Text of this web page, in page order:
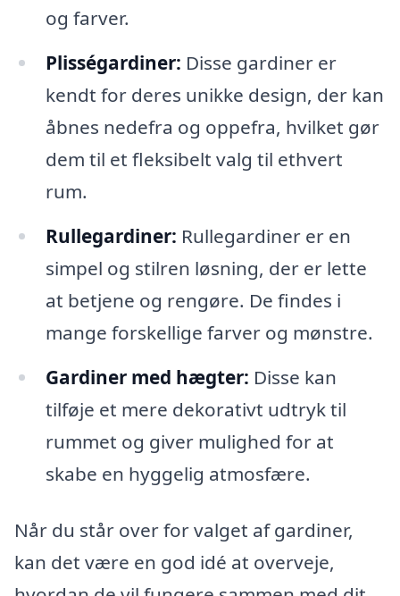
og farver.
Plisségardiner: Disse gardiner er
kendt for deres unikke design, der kan
åbnes nedefra og oppefra, hvilket gør
dem til et fleksibelt valg til ethvert
rum.
Rullegardiner: Rullegardiner er en
simpel og stilren løsning, der er lette
at betjene og rengøre. De findes i
mange forskellige farver og mønstre.
Gardiner med hægter: Disse kan
tilføje et mere dekorativt udtryk til
rummet og giver mulighed for at
skabe en hyggelig atmosfære.
Når du står over for valget af gardiner,
kan det være en god idé at overveje,